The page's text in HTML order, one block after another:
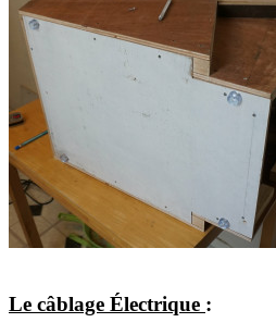
Le câblage Électrique :